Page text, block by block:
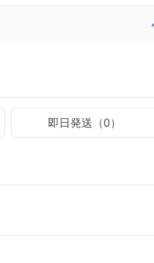
即日発送（0）